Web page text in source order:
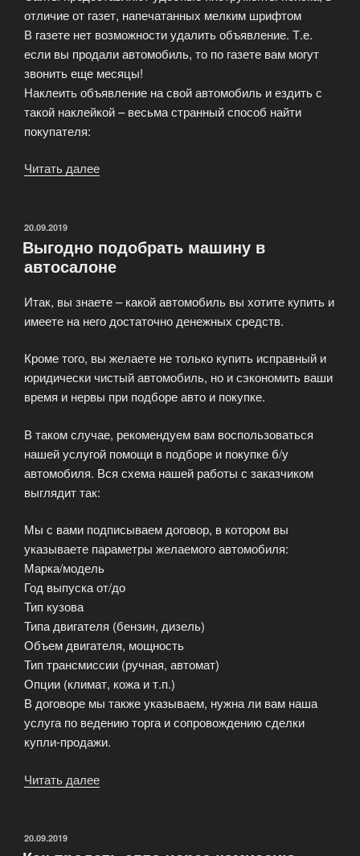
отличие от газет, напечатанных мелким шрифтом
В газете нет возможности удалить объявление. Т.е.
если вы продали автомобиль, то по газете вам могут
звонить еще месяцы!
Наклеить объявление на свой автомобиль и ездить с
такой наклейкой – весьма странный способ найти
покупателя:
Читать далее
современных
условиях»
ОПУБЛИКОВАНО
20.09.2019
Выгодно подобрать машину в
автосалоне
Итак, вы знаете – какой автомобиль вы хотите купить и
имеете на него достаточно денежных средств.
Кроме того, вы желаете не только купить исправный и
юридически чистый автомобиль, но и сэкономить ваши
время и нервы при подборе авто и покупке.
В таком случае, рекомендуем вам воспользоваться
нашей услугой помощи в подборе и покупке б/у
автомобиля. Вся схема нашей работы с заказчиком
выглядит так:
Мы с вами подписываем договор, в котором вы
указываете параметры желаемого автомобиля:
Марка/модель
Год выпуска от/до
Тип кузова
Типа двигателя (бензин, дизель)
Объем двигателя, мощность
Тип трансмиссии (ручная, автомат)
Опции (климат, кожа и т.п.)
В договоре мы также указываем, нужна ли вам наша
услуга по ведению торга и сопровождению сделки
купли-продажи.
Читать далее
ОПУБЛИКОВАНО
20.09.2019